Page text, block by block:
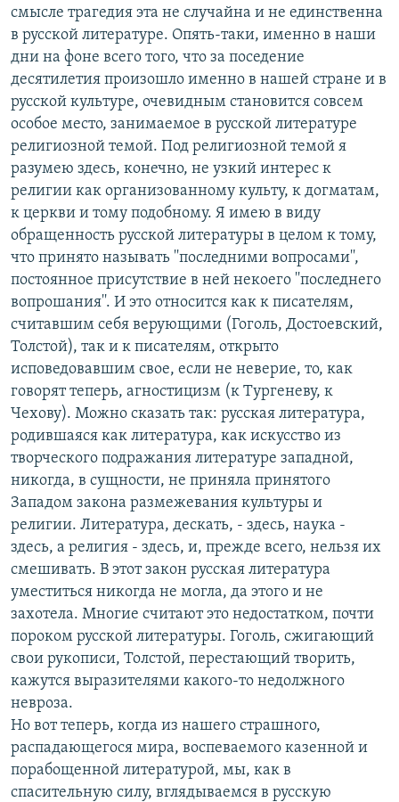
смысле трагедия эта не случайна и не единственна
в русской литературе. Опять-таки, именно в наши
дни на фоне всего того, что за поседение
десятилетия произошло именно в нашей стране и в
русской культуре, очевидным становится совсем
особое место, занимаемое в русской литературе
религиозной темой. Под религиозной темой я
разумею здесь, конечно, не узкий интерес к
религии как организованному культу, к догматам,
к церкви и тому подобному. Я имею в виду
обращенность русской литературы в целом к тому,
что принято называть ''последними вопросами'',
постоянное присутствие в ней некоего ''последнего
вопрошания''. И это относится как к писателям,
считавшим себя верующими (Гоголь, Достоевский,
Толстой), так и к писателям, открыто
исповедовавшим свое, если не неверие, то, как
говорят теперь, агностицизм (к Тургеневу, к
Чехову). Можно сказать так: русская литература,
родившаяся как литература, как искусство из
творческого подражания литературе западной,
никогда, в сущности, не приняла принятого
Западом закона размежевания культуры и
религии. Литература, дескать, - здесь, наука -
здесь, а религия - здесь, и, прежде всего, нельзя их
смешивать. В этот закон русская литература
уместиться никогда не могла, да этого и не
захотела. Многие считают это недостатком, почти
пороком русской литературы. Гоголь, сжигающий
свои рукописи, Толстой, перестающий творить,
кажутся выразителями какого-то недолжного
невроза.
Но вот теперь, когда из нашего страшного,
распадающегося мира, воспеваемого казенной и
порабощенной литературой, мы, как в
спасительную силу, вглядываемся в русскую